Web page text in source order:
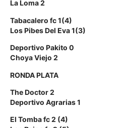
La Loma 2
Tabacalero fc 1(4)
Los Pibes Del Eva 1(3)
Deportivo Pakito 0
Choya Viejo 2
RONDA PLATA
The Doctor 2
Deportivo Agrarias 1
El Tomba fc 2 (4)